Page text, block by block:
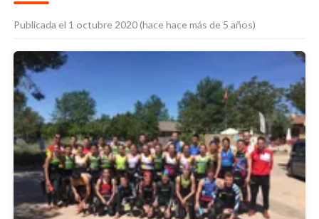
Publicada el 1 octubre 2020 (hace hace más de 5 años)